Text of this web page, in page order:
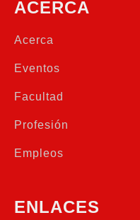
ACERCA
Acerca
Eventos
Facultad
Profesión
Empleos
ENLACES